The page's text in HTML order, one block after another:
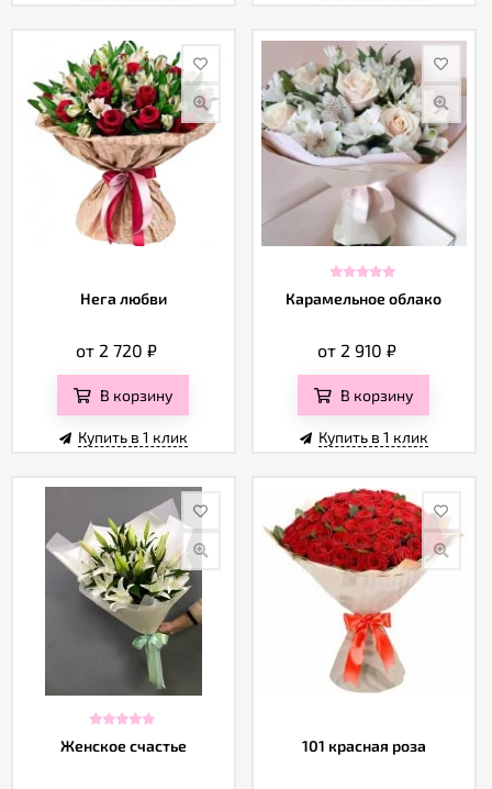
Нега любви
от 2 720₽
В корзину
Купить в 1 клик
Карамельное облако
от 2 910₽
В корзину
Купить в 1 клик
Женское счастье 101 красная роза